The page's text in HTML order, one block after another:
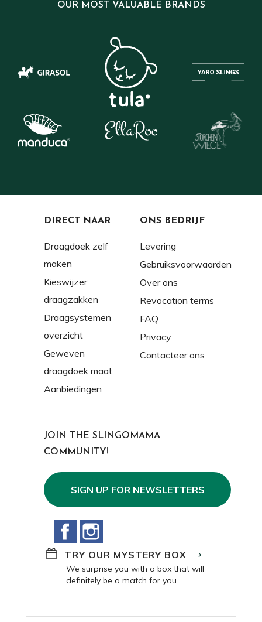
OUR MOST VALUABLE BRANDS
DIRECT NAAR
Draagdoek zelf
maken
Kieswijzer
draagzakken
Draagsystemen
overzicht
Geweven
draagdoek maat
Aanbiedingen
ONS BEDRIJF
Levering
Gebruiksvoorwaarden
Over ons
Revocation terms
FAQ
Privacy
Contacteer ons
JOIN THE SLINGOMAMA
COMMUNITY!
SIGN UP FOR NEWSLETTERS
Facebook
TRY OUR MYSTERY BOX
We surprise you with a box that will
definitely be a match for you.